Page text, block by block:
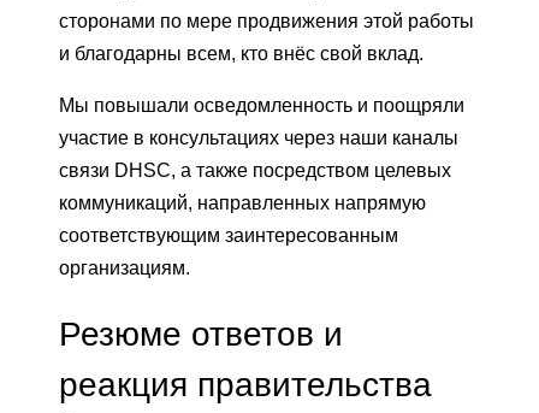
сторонами по мере продвижения этой работы
и благодарны всем, кто внёс свой вклад.
Мы повышали осведомленность и поощряли
участие в консультациях через наши каналы
связи DHSC, а также посредством целевых
коммуникаций, направленных напрямую
соответствующим заинтересованным
организациям.
Резюме ответов и
реакция правительства